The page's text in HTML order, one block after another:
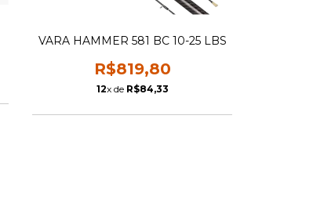
VARA HAMMER 581 BC 10-25 LBS
R$819,80
12x de R$84,33